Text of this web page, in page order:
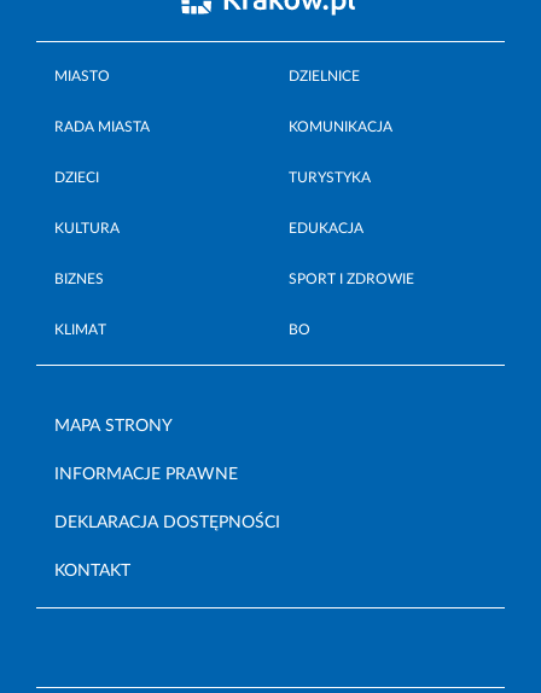
MIASTO DZIELNICE
RADA MIASTA KOMUNIKACJA
DZIECI TURYSTYKA
KULTURA EDUKACJA
BIZNES SPORT I ZDROWIE
KLIMAT BO
MAPA STRONY
INFORMACJE PRAWNE
DEKLARACJA DOSTĘPNOŚCI
KONTAKT